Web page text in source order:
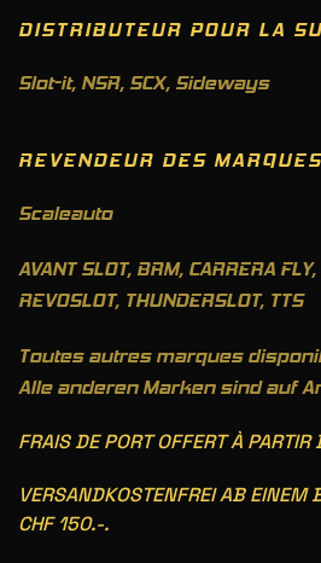
DISTRIBUTEUR POUR LA
Slot-it, NSR, SCX, Sideways
REVENDEUR DES
Scaleauto
AVANT SLOT, BRM, CARRERA
REVOSLOT, THUNDERSLOT, TTS
Toutes autres marques
Alle anderen Marken sind auf
FRAIS DE PORT OFFERT À
VERSANDKOSTENFREI AB EINEM
CHF 150.-.